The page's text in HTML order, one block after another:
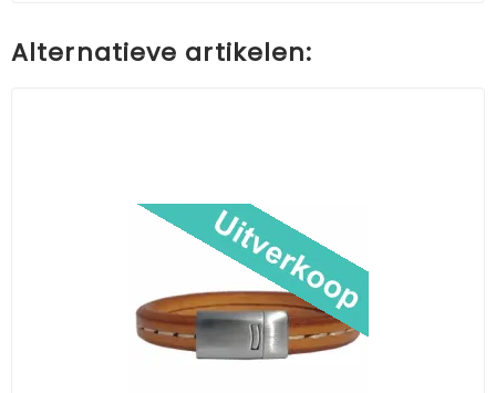
Alternatieve artikelen: